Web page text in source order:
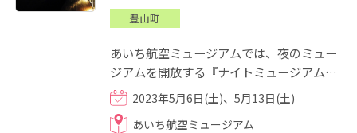
豊山町
あいち航空ミュージアムでは、夜のミュー
ジアムを開放する『ナイトミュージアム
2023春』を開催いたします。 18:00～
20:30まで特別営業し、「夜の...
2023年5月6日(土)、5月13日(土)
あいち航空ミュージアム